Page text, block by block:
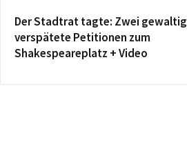
Der Stadtrat tagte: Zwei gewaltig
verspätete Petitionen zum
Shakespeareplatz + Video